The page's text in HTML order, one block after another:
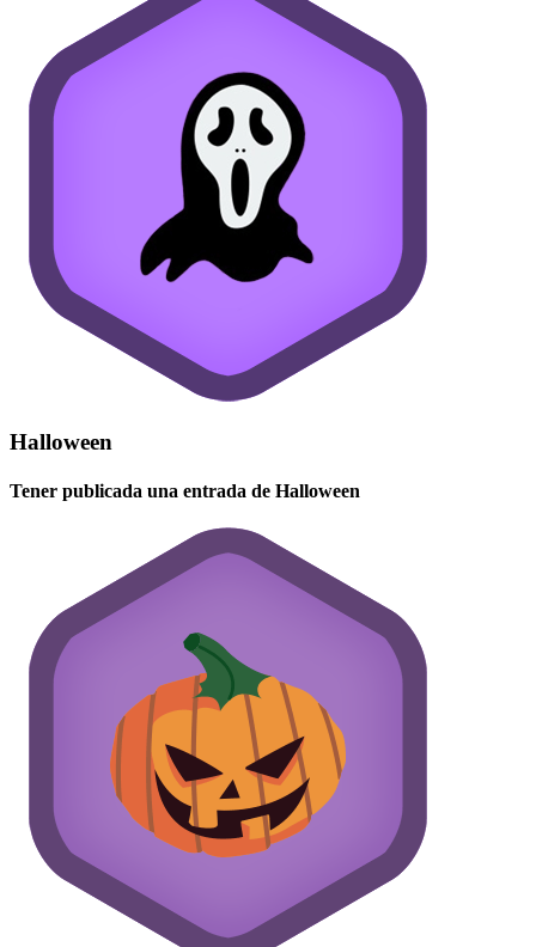
Halloween
Tener publicada una entrada de Halloween